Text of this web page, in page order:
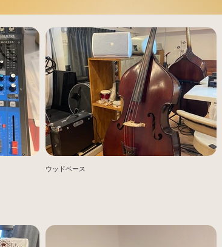
ウッドベース